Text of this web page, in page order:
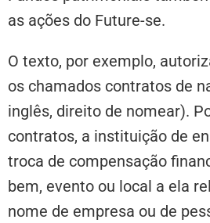
as ações do Future-se.
O texto, por exemplo,
os chamados contratos de
inglês, direito de nomear).
contratos, a instituição de
troca de compensação
bem, evento ou local a ela
nome de empresa ou de